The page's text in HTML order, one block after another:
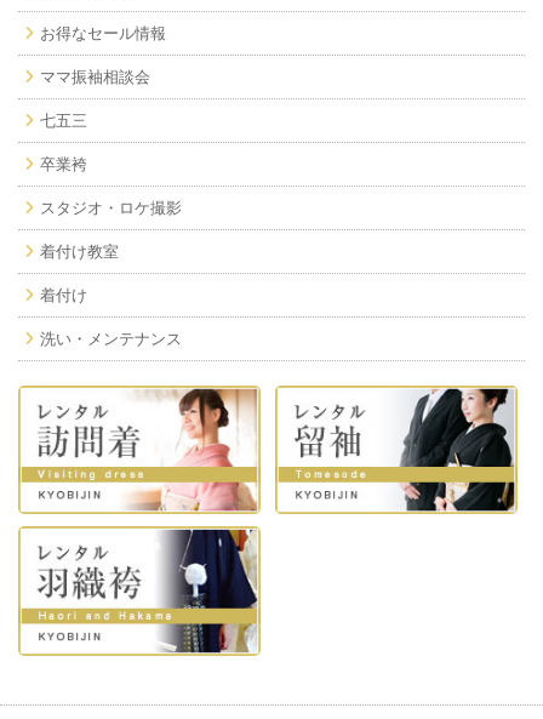
お得なセール情報
ママ振袖相談会
七五三
卒業袴
スタジオ・ロケ撮影
着付け教室
着付け
洗い・メンテナンス